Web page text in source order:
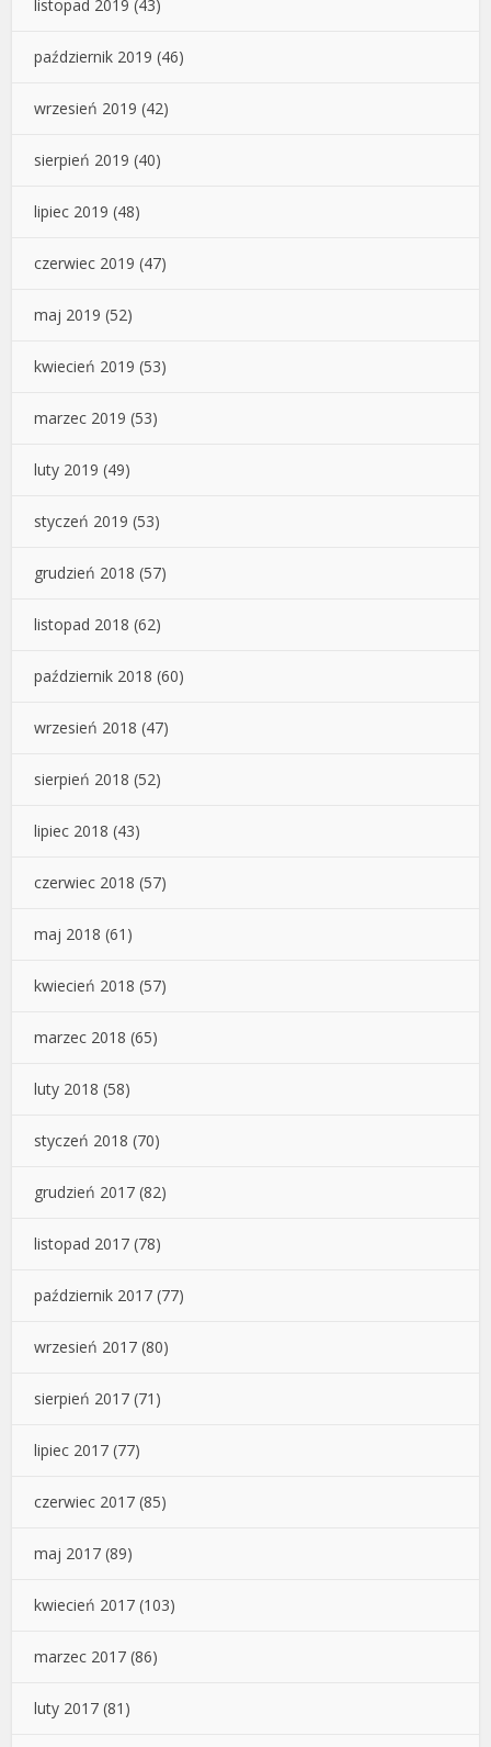
listopad 2019 (43)
październik 2019 (46)
wrzesień 2019 (42)
sierpień 2019 (40)
lipiec 2019 (48)
czerwiec 2019 (47)
maj 2019 (52)
kwiecień 2019 (53)
marzec 2019 (53)
luty 2019 (49)
styczeń 2019 (53)
grudzień 2018 (57)
listopad 2018 (62)
październik 2018 (60)
wrzesień 2018 (47)
sierpień 2018 (52)
lipiec 2018 (43)
czerwiec 2018 (57)
maj 2018 (61)
kwiecień 2018 (57)
marzec 2018 (65)
luty 2018 (58)
styczeń 2018 (70)
grudzień 2017 (82)
listopad 2017 (78)
październik 2017 (77)
wrzesień 2017 (80)
sierpień 2017 (71)
lipiec 2017 (77)
czerwiec 2017 (85)
maj 2017 (89)
kwiecień 2017 (103)
marzec 2017 (86)
luty 2017 (81)